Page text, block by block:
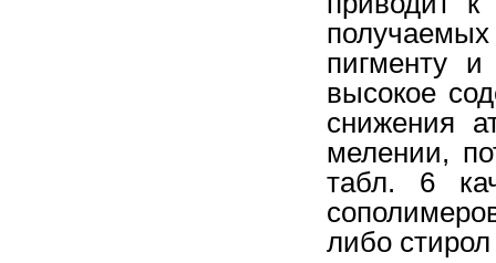
пигменту
высокое
снижения
мелении,
табл. 6
либо